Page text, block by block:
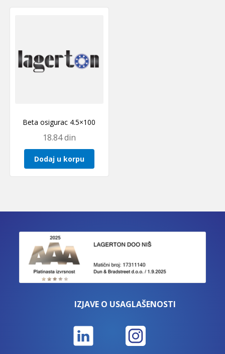
Beta osigurac 4.5×100
18.84din
Dodaj u korpu
IZJAVE O USAGLAŠENOSTI